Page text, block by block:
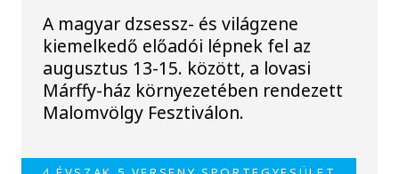
A magyar dzsessz- és világzene
kiemelkedő előadói lépnek fel az
augusztus 13-15. között, a lovasi
Márffy-ház környezetében rendezett
Malomvölgy Fesztiválon.